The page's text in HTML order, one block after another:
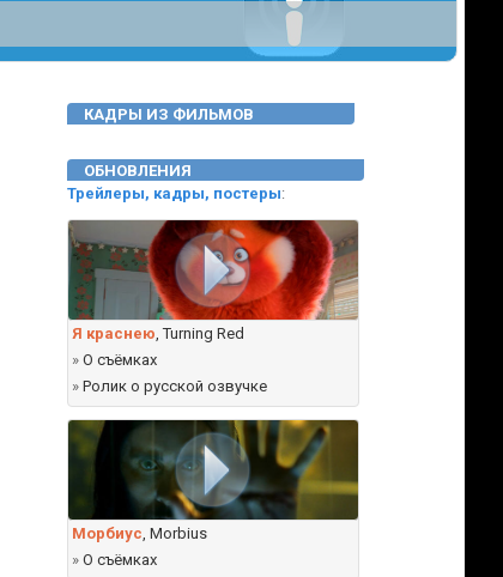
КАДРЫ ИЗ ФИЛЬМОВ
ОБНОВЛЕНИЯ
Трейлеры, кадры, постеры:
Я краснею, Turning Red
» О съёмках
» Ролик о русской озвучке
Морбиус, Morbius
» О съёмках